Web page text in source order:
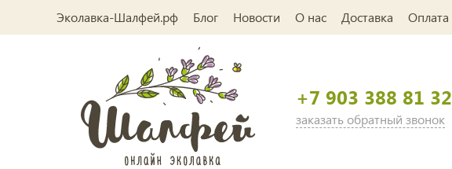
Эколавка-Шалфей.рф Блог Новости О нас Доставка Оплата
+7 903 388 81 32
заказать обратный звонок